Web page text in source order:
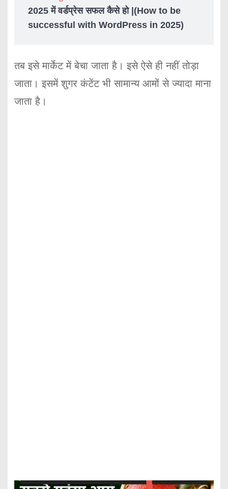
2025 में वर्डप्रेस सफल कैसे हो |(How to be
successful with WordPress in 2025)
तब इसे मार्केट में बेचा जाता है। इसे ऐसे ही नहीं तोड़ा
जाता। इसमें शुगर कंटेंट भी सामान्य आमों से ज्यादा माना
जाता है।